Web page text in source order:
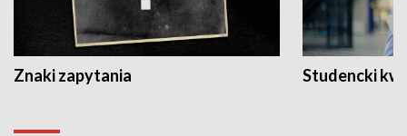
Znaki zapytania Studencki